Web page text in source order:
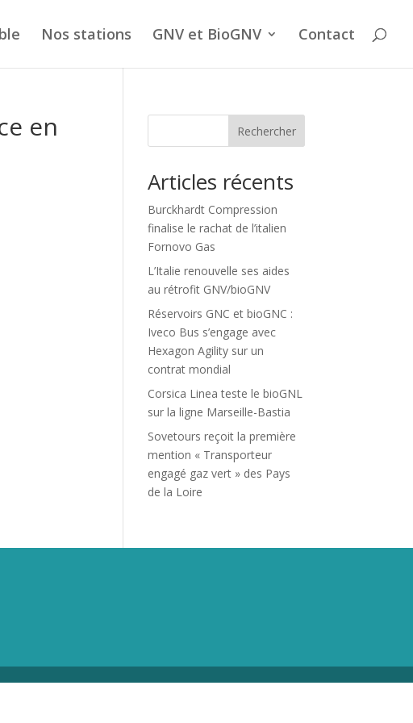
Nos stations GNV et BioGNV Contact
en Rechercher
Articles récents
Burckhardt Compression
finalise le rachat de l’italien
Fornovo Gas
L’Italie renouvelle ses aides
au rétrofit GNV/bioGNV
Réservoirs GNC et bioGNC :
Iveco Bus s’engage avec
Hexagon Agility sur un
contrat mondial
Corsica Linea teste le bioGNL
sur la ligne Marseille-Bastia
Sovetours reçoit la première
mention « Transporteur
engagé gaz vert » des Pays
de la Loire